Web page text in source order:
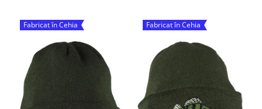
Fabricat în Cehia Fabricat în Cehia